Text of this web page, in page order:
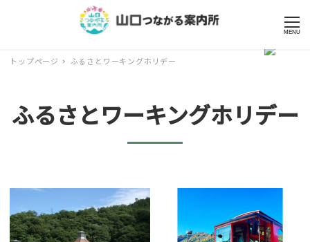
MENU
トップページ ふるさとワーキングホリデー
ふるさとワーキングホリデー